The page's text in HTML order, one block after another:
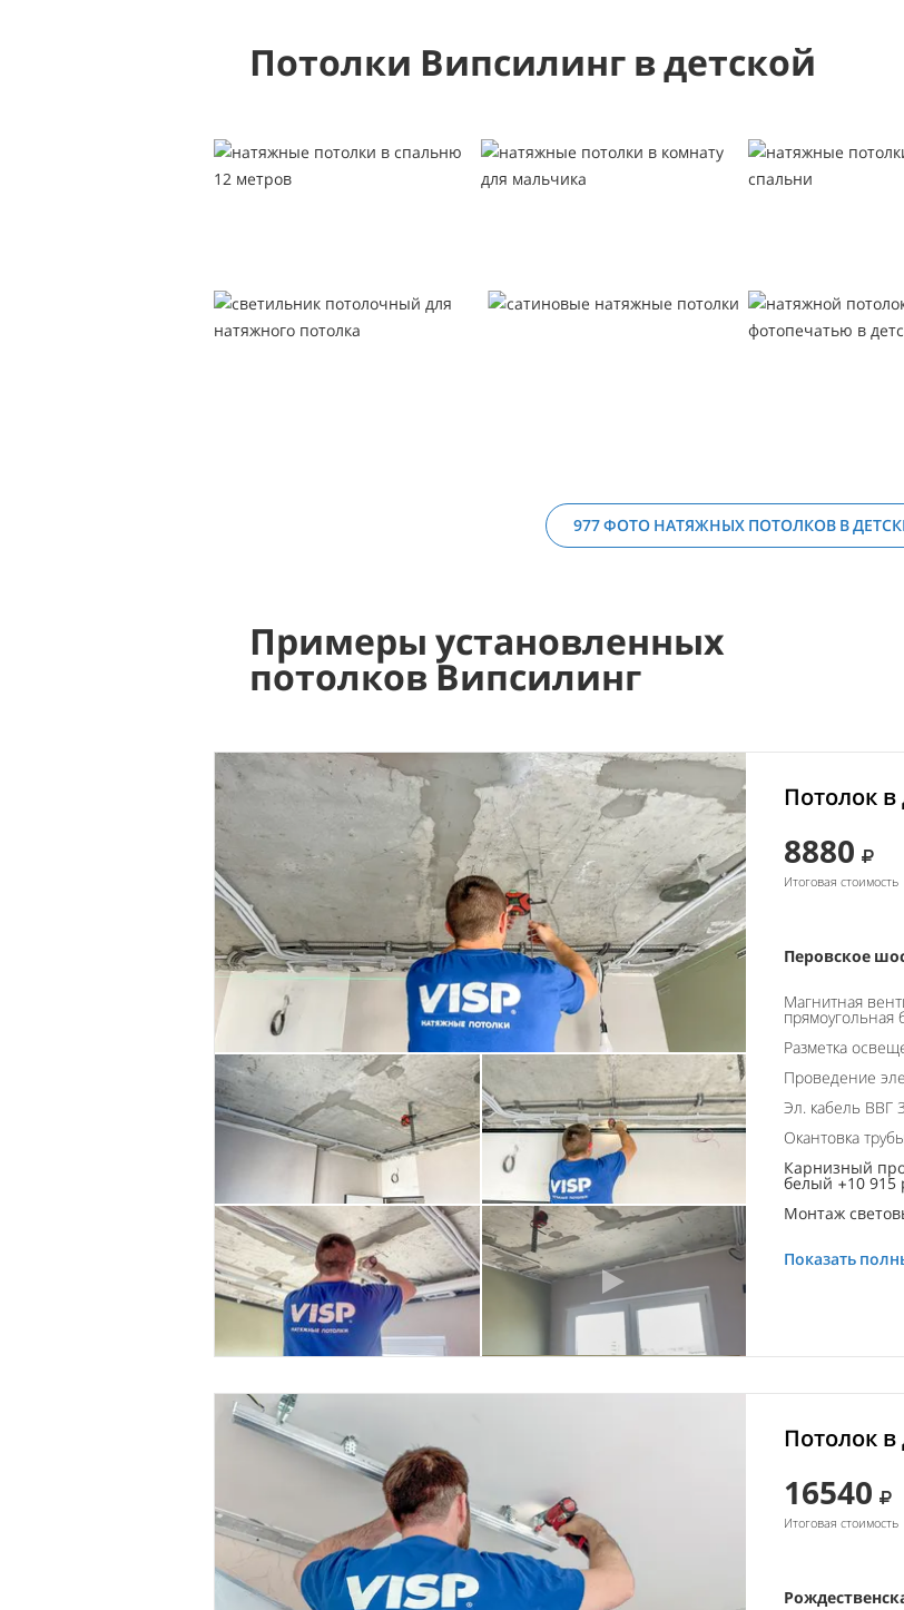
Потолки Випсилинг в детской
977 ФОТО НАТЯЖНЫХ ПОТОЛКОВ В
Примеры установленных
потолков Випсилинг
Потолок в
8880
Итоговая стоимость
Перовское
Магнитная
прямоугольная
Разметка
Проведение
Эл. кабель ВВГ
Окантовка трубы
Карнизный
белый +10 915
Монтаж
Показать
Потолок в
16540
Итоговая стоимость